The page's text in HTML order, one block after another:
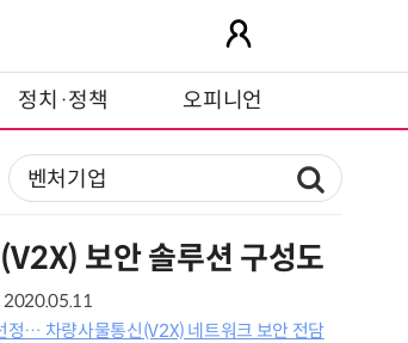
정치·정책 오피니언
보안 솔루션 구성도
2020.05.11
정… 차량사물통신(V2X) 네트워크 보안 전담